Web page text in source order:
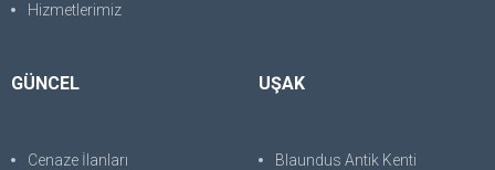
Hizmetlerimiz
GÜNCEL
Cenaze İlanları
UŞAK
Blaundus Antik Kenti